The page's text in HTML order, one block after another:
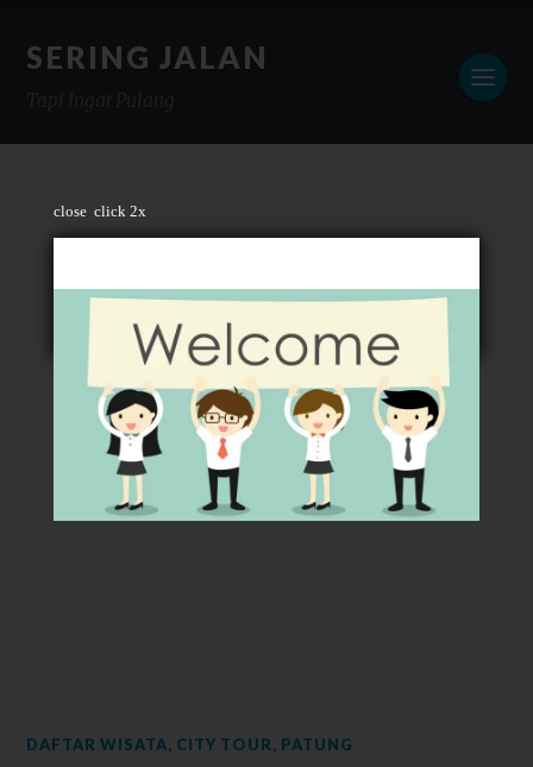
close click 2x
SERING JALAN
DAFTAR WISATA, CITY TOUR, PATUNG